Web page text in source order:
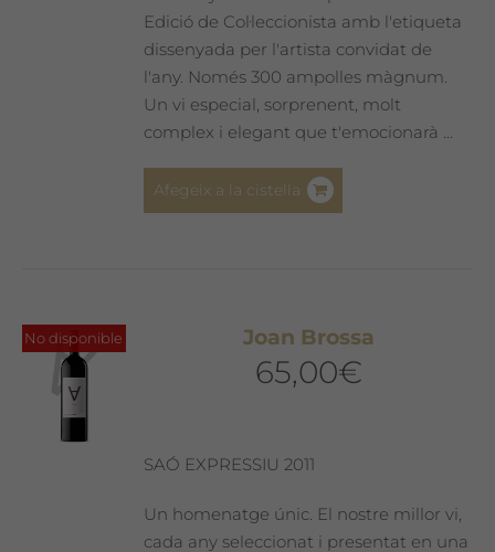
Edició de Col·leccionista amb l'etiqueta
dissenyada per l'artista convidat de
l'any. Només 300 ampolles màgnum.
Un vi especial, sorprenent, molt
complex i elegant que t'emocionarà ...
Afegeix a la cistella
No disponible Joan Brossa
65,00€
SAÓ EXPRESSIU 2011
Un homenatge únic. El nostre millor vi,
cada any seleccionat i presentat en una